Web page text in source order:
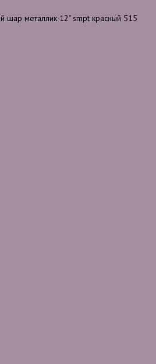
шар металлик 12" smpt красный 515